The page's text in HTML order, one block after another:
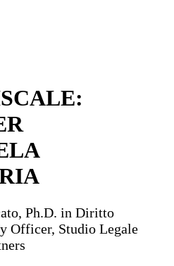
Ph.D. in Diritto
Officer, Studio Legale